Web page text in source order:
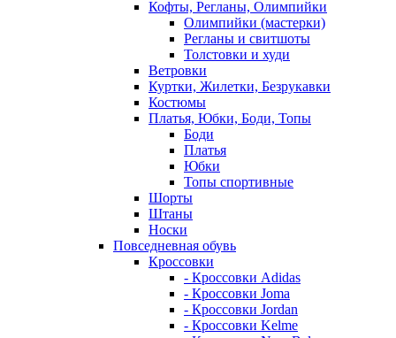
Кофты, Регланы, Олимпийки
Олимпийки (мастерки)
Регланы и свитшоты
Толстовки и худи
Ветровки
Куртки, Жилетки, Безрукавки
Костюмы
Платья, Юбки, Боди, Топы
Боди
Платья
Юбки
Топы спортивные
Шорты
Штаны
Носки
Повседневная обувь
Кроссовки
- Кроссовки Adidas
- Кроссовки Joma
- Кроссовки Jordan
- Кроссовки Kelme